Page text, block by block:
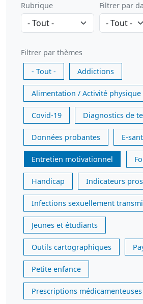
Rubrique Filtrer par
Filtrer par thèmes
- Tout -
Addictions
Alimentation / Activité physique
Covid-19 Diagnostics de
Données probantes E-
Entretien motivationnel
Handicap Indicateurs
Infections sexuellement
Jeunes et étudiants
Outils cartographiques
Petite enfance
Prescriptions médicamenteuses